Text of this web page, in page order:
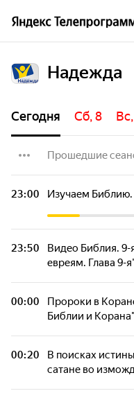
Надежда
Сегодня Сб, 8
Прошедшие
Пророки в
В поисках
сатане во
Книга Книг. Что
дьявол?
Видео Библия. 9-
евреям. Глава 9-
23:00 Изучаем
23:50
Видео Библия. 9-
евреям. Глава 9-
00:00
Пророки в
Библии и Корана"
00:20
В поисках
сатане во